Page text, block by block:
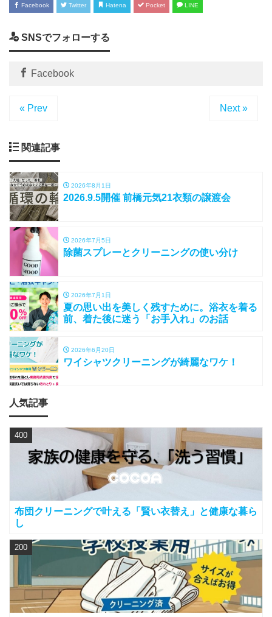
Facebook Twitter Hatena Pocket LINE
SNSでフォローする
Facebook
« Prev Next »
関連記事
2026年8月1日
2026.9.5開催 前橋元気21衣類の譲渡会
2026年7月5日
除菌スプレーとクリーニングの使い分け
2026年7月1日
夏の思い出を美しく残すために。浴衣を着る
前、着た後に迷う「お手入れ」のお話
2026年6月20日
ワイシャツクリーニングが綺麗なワケ！
人気記事
布団クリーニングで叶える「賢い衣替え」と健康な暮ら
し
400
200